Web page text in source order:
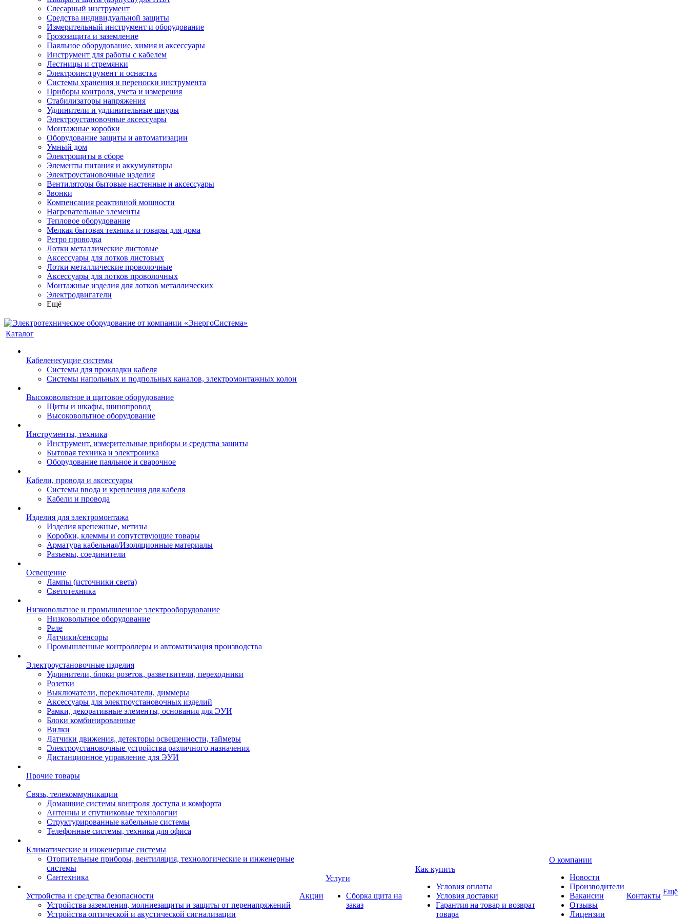
Слесарный инструмент
Средства индивидуальной защиты
Измерительный инструмент и оборудование
Грозозащита и заземление
Паяльное оборудование, химия и аксессуары
Инструмент для работы с кабелем
Лестницы и стремянки
Электроинструмент и оснастка
Системы хранения и переноски инструмента
Приборы контроля, учета и измерения
Стабилизаторы напряжения
Удлинители и удлинительные шнуры
Электроустановочные аксессуары
Монтажные коробки
Оборудование защиты и автоматизации
Умный дом
Электрощиты в сборе
Элементы питания и аккумуляторы
Электроустановочные изделия
Вентиляторы бытовые настенные и аксессуары
Звонки
Компенсация реактивной мощности
Нагревательные элементы
Тепловое оборудование
Мелкая бытовая техника и товары для дома
Ретро проводка
Лотки металлические листовые
Аксессуары для лотков листовых
Лотки металлические проволочные
Аксессуары для лотков проволочных
Монтажные изделия для лотков металлических
Электродвигатели
Ещё
Каталог
Кабеленесущие системы
Системы для прокладки кабеля
Системы напольных и подпольных каналов, электромонтажных колон
Высоковольтное и щитовое оборудование
Щиты и шкафы, шинопровод
Высоковольтное оборудование
Инструменты, техника
Инструмент, измерительные приборы и средства защиты
Бытовая техника и электроника
Оборудование паяльное и сварочное
Кабели, провода и аксессуары
Системы ввода и крепления для кабеля
Кабели и провода
Изделия для электромонтажа
Изделия крепежные, метизы
Коробки, клеммы и сопутствующие товары
Арматура кабельная/Изоляционные материалы
Разъемы, соединители
Освещение
Лампы (источники света)
Светотехника
Низковольтное и промышленное электрооборудование
Низковольтное оборудование
Реле
Датчики/сенсоры
Промышленные контроллеры и автоматизация производства
Электроустановочные изделия
Удлинители, блоки розеток, разветвители, переходники
Розетки
Выключатели, переключатели, диммеры
Аксессуары для электроустановочных изделий
Рамки, декоративные элементы, основания для ЭУИ
Блоки комбинированные
Вилки
Датчики движения, детекторы освещенности, таймеры
Электроустановочные устройства различного назначения
Дистанционное управление для ЭУИ
Прочие товары
Связь, телекоммуникации
Домашние системы контроля доступа и комфорта
Антенны и спутниковые технологии
Структурированные кабельные системы
Телефонные системы, техника для офиса
Климатические и инженерные системы
Отопительные приборы, вентиляция, технологические и инженерные
системы
Сантехника
Устройства и средства безопасности
Устройства заземления, молниезащиты и защиты от перенапряжений
Устройства оптической и акустической сигнализации
Акции
Услуги
Сборка щита на
заказ
Как купить
Условия оплаты
Условия доставки
Гарантия на товар и возврат
товара
О компании
Новости
Производители
Вакансии
Отзывы
Лицензии
Контакты Ещё